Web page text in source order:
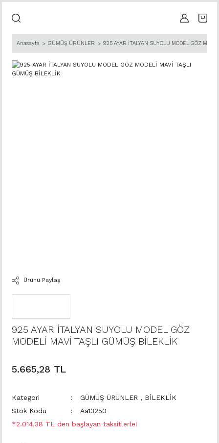
Anasayfa GÜMÜŞ ÜRÜNLER 925 AYAR İTALYAN SUYOLU MODEL GÖZ
Ürünü Paylaş
925 AYAR İTALYAN SUYOLU MODEL GÖZ
MODELİ MAVİ TAŞLI GÜMÜŞ BİLEKLİK
5.665,28 TL
Kategori GÜMÜŞ ÜRÜNLER , BİLEKLİK
Stok Kodu
Aa13250
*2.014,38 TL den başlayan taksitlerle!